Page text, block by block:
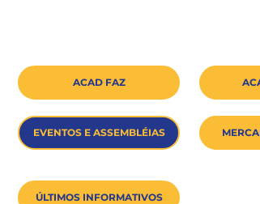
ACAD FAZ
EVENTOS E ASSEMBLÉIAS
ÚLTIMOS INFORMATIVOS